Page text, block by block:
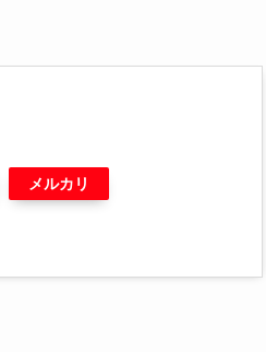
メルカリ